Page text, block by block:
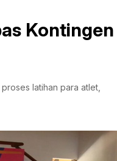
Kontingen
latihan para atlet,